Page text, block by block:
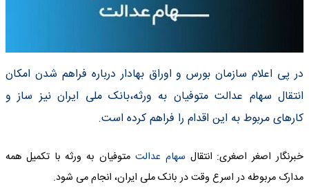
در پی اعلام سازمان بورس و اوراق بهادار درباره فراهم شدن امکان
انتقال سهام عدالت متوفیان به ورثه،بانک ملی ایران نیز ساز و
کارهای مربوط به این اقدام را فراهم کرده است.
خبرنگار اصغر اصغری: انتقال سهام عدالت متوفیان به ورثه با تکمیل همه
مدارک مربوطه در اسرع وقت در بانک ملی ایران، انجام می شود.